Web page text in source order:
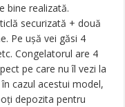
bine realizată.
securizată + două
Pe ușă vei găsi 4
Congelatorul are 4
pe care nu îl vezi la
cazul acestui model,
depozita pentru